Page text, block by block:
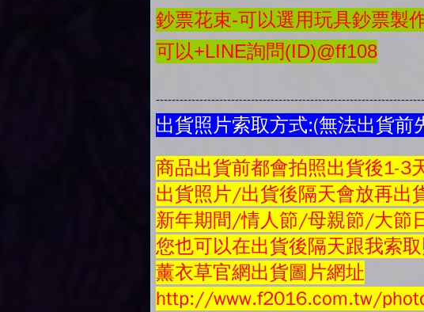
鈔票花束-可以選用玩具鈔票製
可以+LINE詢問(ID)@ff108
出貨照片索取方式:(無法出貨
商品出貨前都會拍照出貨後1-
出貨照片/出貨後隔天會放再出
新年期間/情人節/母親節/大節
您也可以在出貨後隔天跟我索
薰衣草官網出貨圖片網址
http://www.f2016.com.tw/